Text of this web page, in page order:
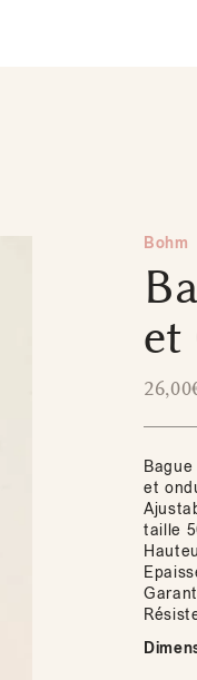
Bohm
et
26,00
et
taille